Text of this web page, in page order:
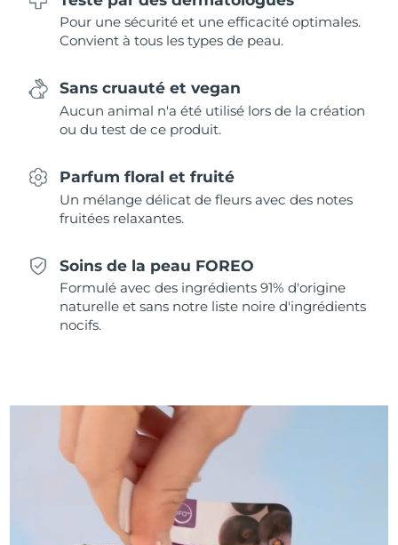
Pour une sécurité et une efficacité optimales.
Convient à tous les types de peau.
Sans cruauté et vegan
Aucun animal n'a été utilisé lors de la création
ou du test de ce produit.
Parfum floral et fruité
Un mélange délicat de fleurs avec des notes
fruitées relaxantes.
Soins de la peau FOREO
Formulé avec des ingrédients 91% d'origine
naturelle et sans notre liste noire d'ingrédients
nocifs.
Singapour Livraison estimée 8/12/26
Slovénie Livraison estimée
Afrique du Sud
Corée du Sud Livraison estimée
Espagne
Suède Livraison estimée
Suisse Livraison estimée8/10/26
Livraison estimée
Émirats arabes unis
Royaume-Uni Livraison estimée